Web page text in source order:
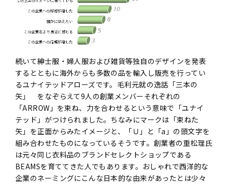
続いて紳士服・婦人服および雑貨等独自のデザインを発表
するとともに海外からも多数の品を輸入し販売を行ってい
るユナイテッドアローズです。毛利元就の逸話「三本の
矢」 をなぞらえて9人の創業メンバーそれぞれの
「ARROW」を束ね、力を合わせるという意味で「ユナイ
テッド」がつけられました。ちなみにマークは「束ねた
矢」を正面からみたイメージと、「Ｕ」と「a」の頭文字を
組み合わせたものになっているそうです。創業者の重松理氏
は元々同じ衣料品のブランドセレクトショップである
BEAMSを育ててきた人でもあります。おしゃれで西洋的な
企業のネーミングにこんな日本的な由来があったとは少々